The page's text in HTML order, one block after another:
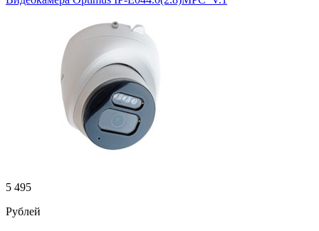
5 495
Рублей